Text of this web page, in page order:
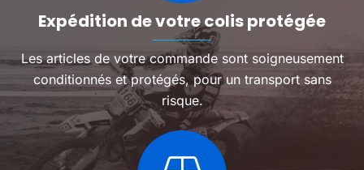
Expédition de votre colis protégée
Les articles de votre commande sont soigneusement
conditionnés et protégés, pour un transport sans
risque.